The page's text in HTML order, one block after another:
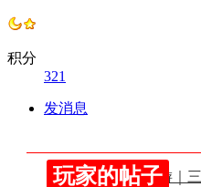
积分
321
发消息
玩家的帖子
双线｜梦幻西游｜